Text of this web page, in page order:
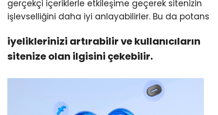
gerçekçi içeriklerle etkileşime geçerek sitenizin
işlevselliğini daha iyi anlayabilirler. Bu da potans
iyeliklerinizi artırabilir ve kullanıcıların
sitenize olan ilgisini çekebilir.